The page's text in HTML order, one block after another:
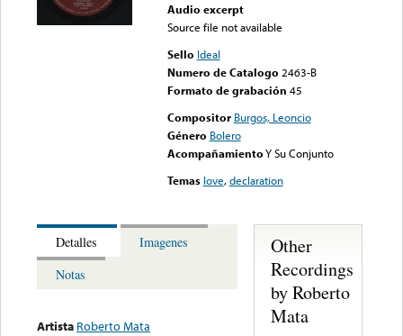
Audio excerpt
Source file not available
Sello Ideal
Numero de Catalogo 2463-B
Formato de grabación 45
Compositor Burgos, Leoncio
Género Bolero
AcompañamientoY Su Conjunto
Temas love,declaration
Detalles
Imagenes
Notas
Artista Roberto Mata
Other
Recordings
by Roberto
Mata